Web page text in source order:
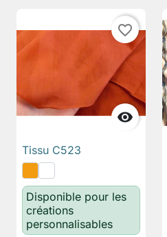

favorite_border
Tissu C523
Disponible pour les
créations
personnalisables